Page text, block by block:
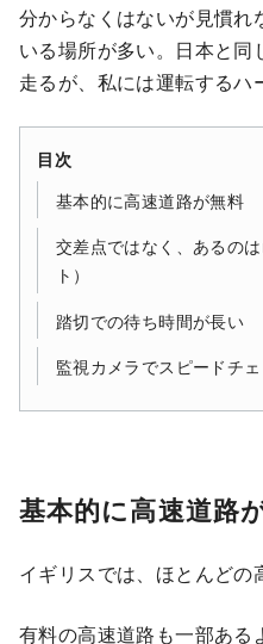
分からなくはないが見慣れ
いる場所が多い。日本と
走るが、私には運転するハ
目次
基本的に高速道路が無料
交差点ではなく、あるの
ト）
踏切での待ち時間が長い
監視カメラでスピードチ
基本的に高速道路
イギリスでは、ほとんどの
有料の高速道路も一部あ